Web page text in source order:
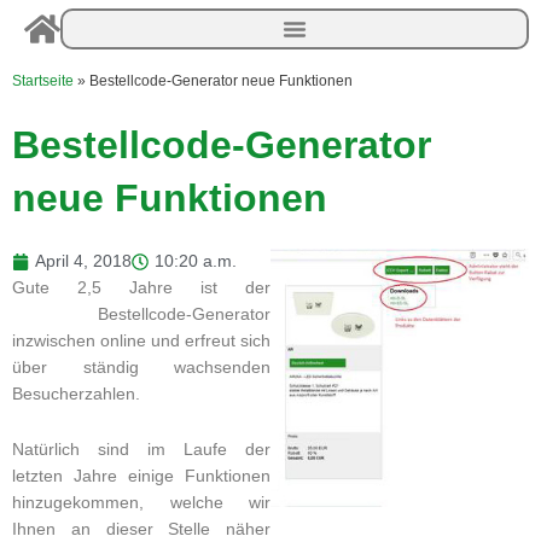
Startseite » Bestellcode-Generator neue Funktionen
Bestellcode-Generator
neue Funktionen
April 4, 2018
10:20 a.m.
Gute 2,5 Jahre ist der
Bestellcode-Generator
inzwischen online und erfreut sich
über ständig wachsenden
Besucherzahlen.
Natürlich sind im Laufe der
letzten Jahre einige Funktionen
hinzugekommen, welche wir
Ihnen an dieser Stelle näher